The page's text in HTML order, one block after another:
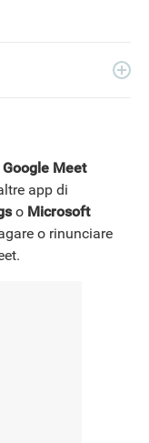
e di esperti, di
e social, audio e
e gadget.
Google Meet
app di
o Microsoft
o rinunciare